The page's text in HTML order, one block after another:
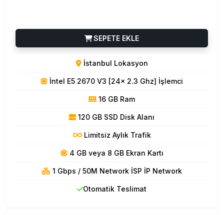
SEPETE EKLE
İstanbul Lokasyon
İntel E5 2670 V3 [24x 2.3 Ghz] İşlemci
16 GB Ram
120 GB SSD Disk Alanı
Limitsiz Aylık Trafik
4 GB veya 8 GB Ekran Kartı
1 Gbps / 50M Network İSP İP Network
Otomatik Teslimat